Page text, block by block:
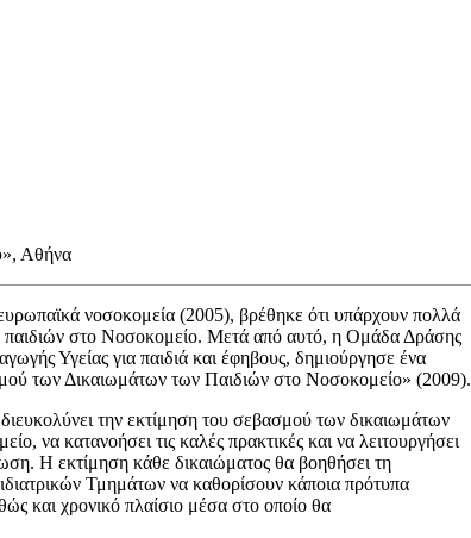
Αθήνα
νοσοκομεία (2005), βρέθηκε ότι υπάρχουν πολλά
στο Νοσοκομείο. Μετά από αυτό, η Ομάδα Δράσης
Υγείας για παιδιά και έφηβους, δημιούργησε ένα
των Δικαιωμάτων των Παιδιών στο Νοσοκομείο» (2009).
την εκτίμηση του σεβασμού των δικαιωμάτων
να κατανοήσει τις καλές πρακτικές και να λειτουργήσει
Η εκτίμηση κάθε δικαιώματος θα βοηθήσει τη
Τμημάτων να καθορίσουν κάποια πρότυπα
και χρονικό πλαίσιο μέσα στο οποίο θα